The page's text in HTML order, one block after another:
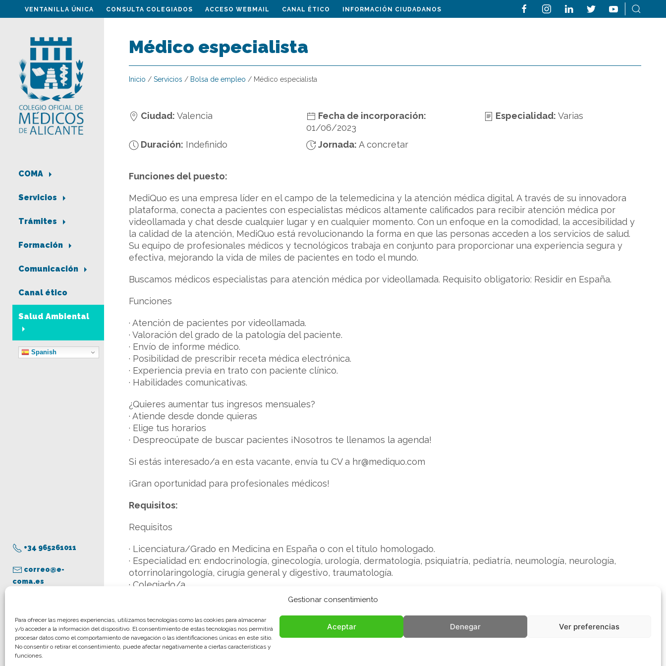
Gestionar consentimiento
Para ofrecer las mejores experiencias, utilizamos tecnologías como las cookies para almacenar
y/o acceder a la información del dispositivo. El consentimiento de estas tecnologías nos permitirá
procesar datos como el comportamiento de navegación o las identificaciones únicas en este sitio.
No consentir o retirar el consentimiento, puede afectar negativamente a ciertas características y
funciones.
Aceptar Denegar Ver preferencias
VENTANILLA ÚNICA CONSULTA COLEGIADOS ACCESO WEBMAIL CANAL ÉTICO INFORMACIÓN CIUDADANOS
COMA
Servicios
Trámites
Formación
Comunicación
Canal ético
Salud Ambiental
Spanish
+34 965261011
correo@e-
coma.es
Aviso legal
Política de privacidad
Política de cookies
Médico especialista
Inicio / Servicios / Bolsa de empleo / Médico especialista
Ciudad: Valencia
Fecha de incorporación:
01/06/2023
Especialidad: Varias
Duración: Indefinido Jornada: A concretar
Funciones del puesto:
MediQuo es una empresa líder en el campo de la telemedicina y la atención médica digital. A través de su innovadora
plataforma, conecta a pacientes con especialistas médicos altamente calificados para recibir atención médica por
videollamada y chat desde cualquier lugar y en cualquier momento. Con un enfoque en la comodidad, la accesibilidad y
la calidad de la atención, MediQuo está revolucionando la forma en que las personas acceden a los servicios de salud.
Su equipo de profesionales médicos y tecnológicos trabaja en conjunto para proporcionar una experiencia segura y
efectiva, mejorando la vida de miles de pacientes en todo el mundo.
Buscamos médicos especialistas para atención médica por videollamada. Requisito obligatorio: Residir en España.
Funciones
· Atención de pacientes por videollamada.
· Valoración del grado de la patología del paciente.
· Envío de informe médico.
· Posibilidad de prescribir receta médica electrónica.
· Experiencia previa en trato con paciente clínico.
· Habilidades comunicativas.
¿Quieres aumentar tus ingresos mensuales?
· Atiende desde donde quieras
· Elige tus horarios
· Despreocúpate de buscar pacientes ¡Nosotros te llenamos la agenda!
Si estás interesado/a en esta vacante, envía tu CV a hr@mediquo.com
¡Gran oportunidad para profesionales médicos!
Requisitos:
Requisitos
· Licenciatura/Grado en Medicina en España o con el título homologado.
· Especialidad en: endocrinología, ginecología, urología, dermatología, psiquiatría, pediatría, neumología, neurología,
otorrinolaringología, cirugía general y digestivo, traumatología.
· Colegiado/a.
Más información: Víctor Martínez